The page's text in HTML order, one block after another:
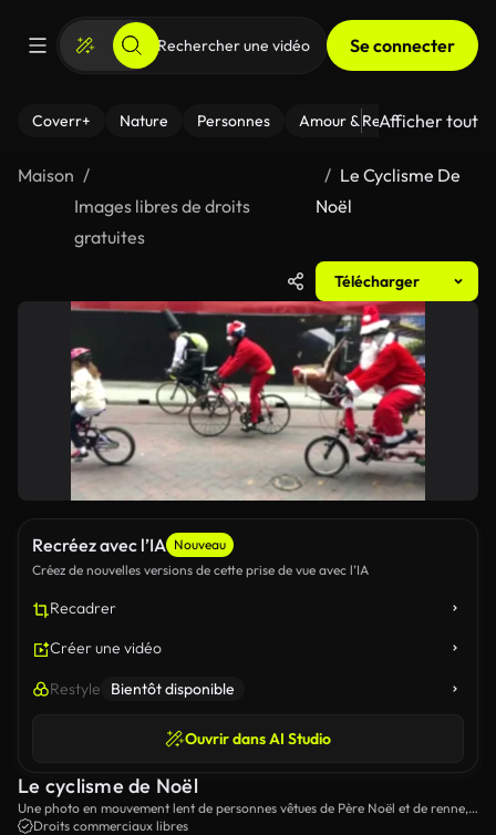
Se connecter
Coverr+ Nature Personnes Amour & Relations Le
Afficher tout
Maison
Images libres de droits
gratuites
Le Cyclisme De
Noël
Télécharger
Recréez avec l’IA Nouveau
Créez de nouvelles versions de cette prise de vue avec l’IA
Recadrer
Créer une vidéo
Restyle Bientôt disponible
Ouvrir dans AI Studio
Le cyclisme de Noël
Une photo en mouvement lent de personnes vêtues de Père Noël et de renne,
cyclant dans la rue.
Droits commerciaux libres